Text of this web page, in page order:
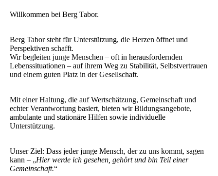
Willkommen bei Berg Tabor.
Berg Tabor steht für Unterstützung, die Herzen öffnet und
Perspektiven schafft.
Wir begleiten junge Menschen – oft in herausfordernden
Lebenssituationen – auf ihrem Weg zu Stabilität, Selbstvertrauen
und einem guten Platz in der Gesellschaft.
Mit einer Haltung, die auf Wertschätzung, Gemeinschaft und
echter Verantwortung basiert, bieten wir Bildungsangebote,
ambulante und stationäre Hilfen sowie individuelle
Unterstützung.
Unser Ziel: Dass jeder junge Mensch, der zu uns kommt, sagen
kann – „Hier werde ich gesehen, gehört und bin Teil einer
Gemeinschaft.“